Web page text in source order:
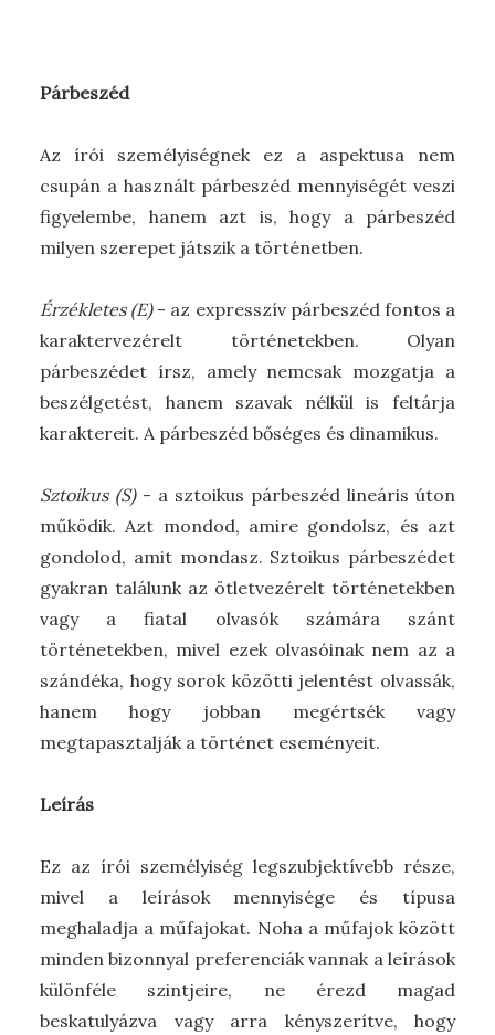
Párbeszéd
Az írói személyiségnek ez a aspektusa nem
csupán a használt párbeszéd mennyiségét veszi
figyelembe, hanem azt is, hogy a párbeszéd
milyen szerepet játszik a történetben.
Érzékletes (E)- az expresszív párbeszéd fontos a
karaktervezérelt történetekben. Olyan
párbeszédet írsz, amely nemcsak mozgatja a
beszélgetést, hanem szavak nélkül is feltárja
karaktereit. A párbeszéd bőséges és dinamikus.
Sztoikus (S) - a sztoikus párbeszéd lineáris úton
működik. Azt mondod, amire gondolsz, és azt
gondolod, amit mondasz. Sztoikus párbeszédet
gyakran találunk az ötletvezérelt történetekben
vagy a fiatal olvasók számára szánt
történetekben, mivel ezek olvasóinak nem az a
szándéka, hogy sorok közötti jelentést olvassák,
hanem hogy jobban megértsék vagy
megtapasztalják a történet eseményeit.
Leírás
Ez az írói személyiség legszubjektívebb része,
mivel a leírások mennyisége és típusa
meghaladja a műfajokat. Noha a műfajok között
minden bizonnyal preferenciák vannak a leírások
különféle szintjeire, ne érezd magad
beskatulyázva vagy arra kényszerítve, hogy